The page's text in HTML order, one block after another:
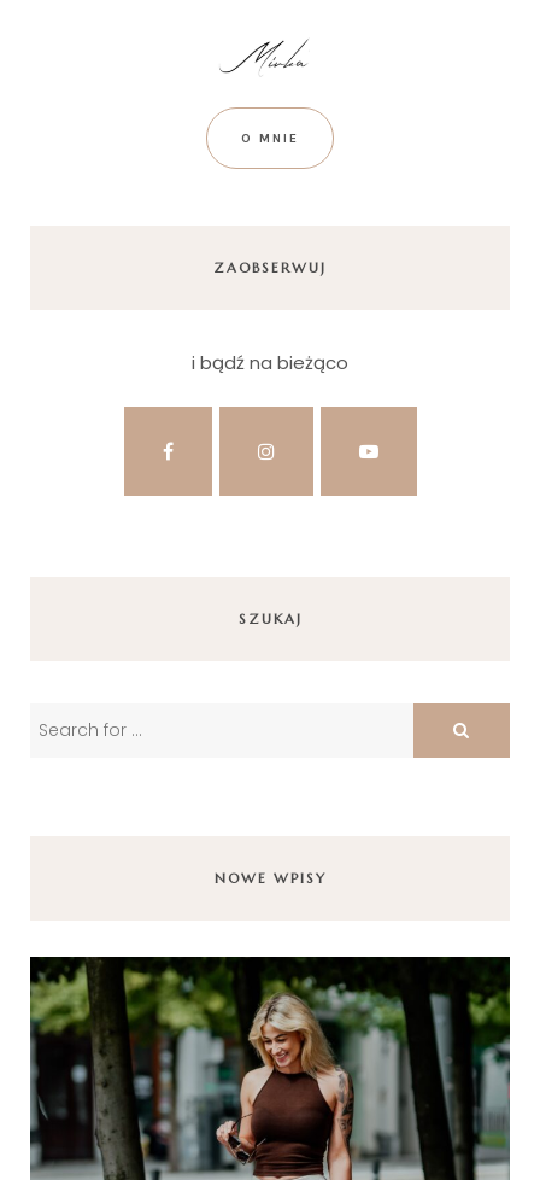
O MNIE
ZAOBSERWUJ
i bądź na bieżąco
SZUKAJ
NOWE WPISY